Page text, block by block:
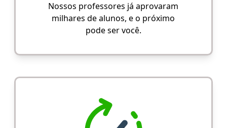
Nossos professores já aprovaram
milhares de alunos, e o próximo
pode ser você.